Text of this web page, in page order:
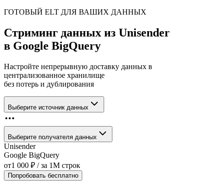
ГОТОВЫЙ ELT ДЛЯ ВАШИХ ДАННЫХ
Стриминг данных из Unisender
в Google BigQuery
Настройте непрерывную доставку данных в
централизованное хранилище
без потерь и дублирования
Выберите источник данных
Выберите получателя данных
Unisender
Google BigQuery
от1 000 ₽ / за 1M строк
Попробовать бесплатно